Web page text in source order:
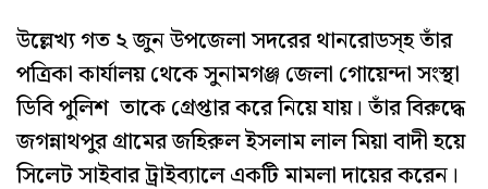
উল্লেখ্য গত ২ জুন উপজেলা সদরের থানরোডস্হ তাঁর
পত্রিকা কার্যালয় থেকে সুনামগঞ্জ জেলা গোয়েন্দা সংস্থা
ডিবি পুলিশ তাকে গ্রেপ্তার করে নিয়ে যায়। তাঁর বিরুদ্ধে
জগন্নাথপুর গ্রামের জহিরুল ইসলাম লাল মিয়া বাদী হয়ে
সিলেট সাইবার ট্রাইব্যালে একটি মামলা দায়ের করেন।